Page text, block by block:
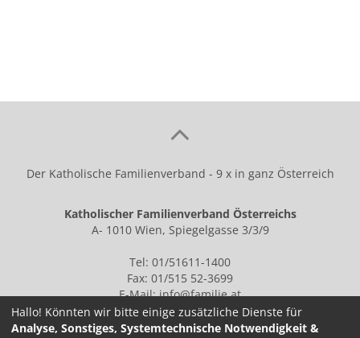
Der Katholische Familienverband - 9 x in ganz Österreich
Katholischer Familienverband Österreichs
A- 1010 Wien, Spiegelgasse 3/3/9
Tel: 01/51611-1400
Fax: 01/515 52-3699
E-Mail:info@familie.at
Hallo! Könnten wir bitte einige zusätzliche Dienste für
Analyse, Sonstiges, Systemtechnische Notwendigkeit &